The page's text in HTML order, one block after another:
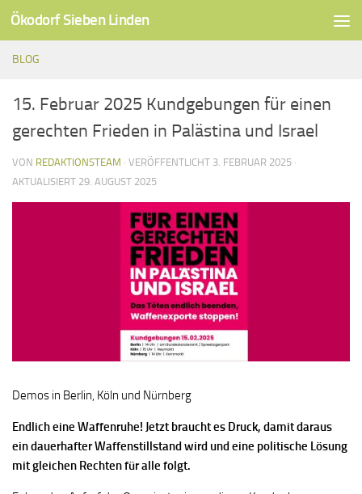
Unter dem Inhalt
Ökodorf Sieben Linden
BLOG
15. Februar 2025 Kundgebungen für einen
gerechten Frieden in Palästina und Israel
VON REDAKTIONSTEAM · VERÖFFENTLICHT 3. FEBRUAR 2025 ·
AKTUALISIERT 29. AUGUST 2025
Demos in Berlin, Köln und Nürnberg
Endlich eine Waffenruhe! Jetzt braucht es Druck, damit daraus
ein dauerhafter Waffenstillstand wird und eine politische Lösung
mit gleichen Rechten für alle folgt.